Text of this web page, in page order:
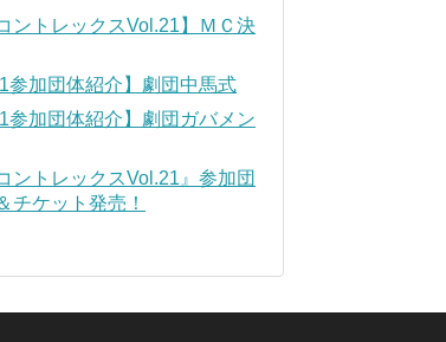
ントレックスVol.21】ＭＣ決
参加団体紹介】劇団中馬式
参加団体紹介】劇団ガバメン
ントレックスVol.21』参加団
チケット発売！